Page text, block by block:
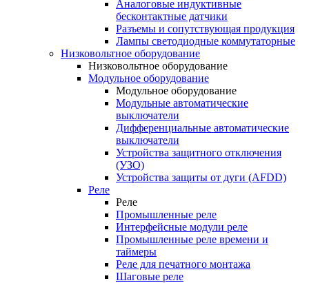
Аналоговые индуктивные
бесконтактные датчики
Разъемы и сопутствующая продукция
Лампы светодиодные коммутаторные
Низковольтное оборудование
Низковольтное оборудование
Модульное оборудование
Модульное оборудование
Модульные автоматические
выключатели
Дифференциальные автоматические
выключатели
Устройства защитного отключения
(УЗО)
Устройства защиты от дуги (AFDD)
Реле
Реле
Промышленные реле
Интерфейсные модули реле
Промышленные реле времени и
таймеры
Реле для печатного монтажа
Шаговые реле